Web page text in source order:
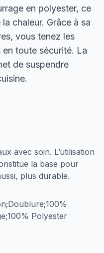
en polyester, ce
chaleur. Grâce à sa
vous tenez les
toute sécurité. La
de suspendre
avec soin. L’utilisation
la base pour
plus durable.
Polyester